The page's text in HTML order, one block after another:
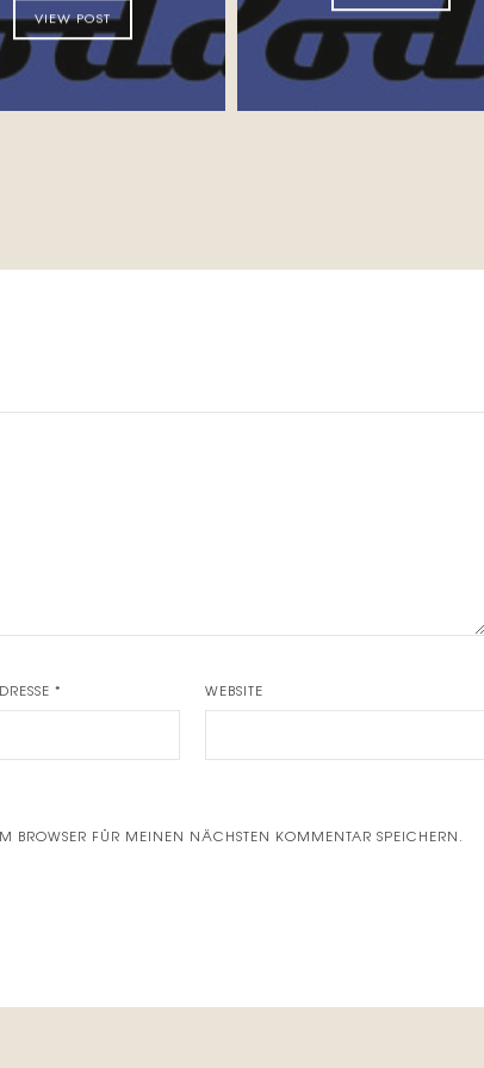
VIEW POST
* WEBSITE
BROWSER FÜR MEINEN NÄCHSTEN KOMMENTAR SPEICHERN.